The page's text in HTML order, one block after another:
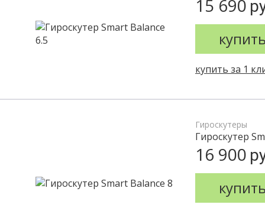
15 690
купить за 1
Гироскутеры
Гироскутер
16 900